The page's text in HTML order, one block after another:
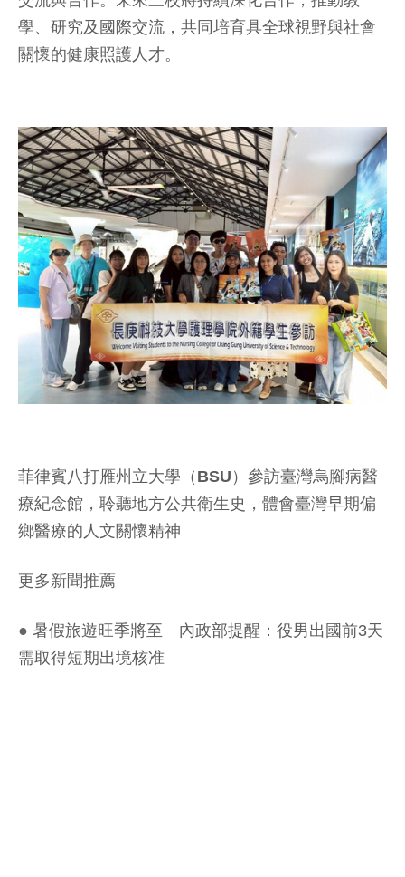
學、研究及國際交流，共同培育具全球視野與社會
關懷的健康照護人才。
菲律賓八打雁州立大學（BSU）參訪臺灣烏腳病醫
療紀念館，聆聽地方公共衛生史，體會臺灣早期偏
鄉醫療的人文關懷精神
更多新聞推薦
● 暑假旅遊旺季將至 內政部提醒：役男出國前3天
需取得短期出境核准